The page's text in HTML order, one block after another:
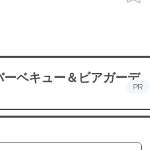
ベキュー＆ビアガーデ
PR